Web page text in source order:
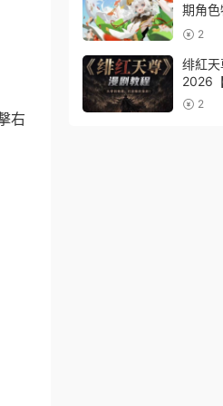
右
期角色
隻有視
2
绯紅
2026
2